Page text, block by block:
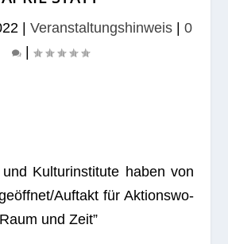
| Veranstaltungshinweis| 0
|
Kul­tur­in­sti­tute haben von
Auftakt für Akti­ons­wo­
und Zeit”